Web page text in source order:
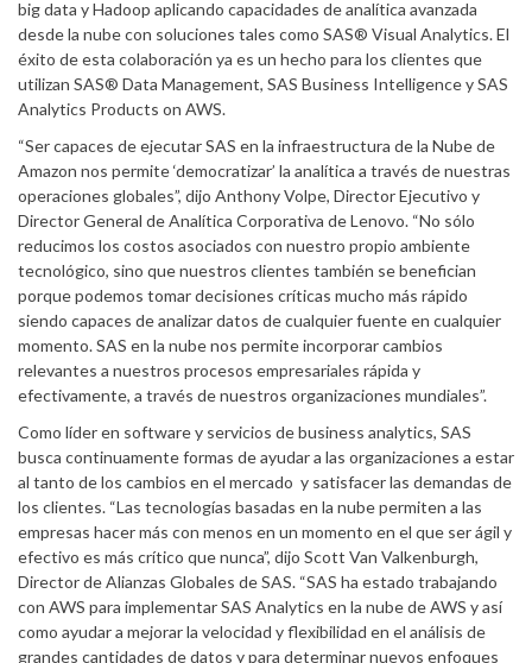
big data y Hadoop aplicando capacidades de analítica avanzada
desde la nube con soluciones tales como SAS® Visual Analytics. El
éxito de esta colaboración ya es un hecho para los clientes que
utilizan SAS® Data Management, SAS Business Intelligence y SAS
Analytics Products on AWS.
“Ser capaces de ejecutar SAS en la infraestructura de la Nube de
Amazon nos permite ‘democratizar’ la analítica a través de nuestras
operaciones globales”, dijo Anthony Volpe, Director Ejecutivo y
Director General de Analítica Corporativa de Lenovo. “No sólo
reducimos los costos asociados con nuestro propio ambiente
tecnológico, sino que nuestros clientes también se benefician
porque podemos tomar decisiones críticas mucho más rápido
siendo capaces de analizar datos de cualquier fuente en cualquier
momento. SAS en la nube nos permite incorporar cambios
relevantes a nuestros procesos empresariales rápida y
efectivamente, a través de nuestros organizaciones mundiales”.
Como líder en software y servicios de business analytics, SAS
busca continuamente formas de ayudar a las organizaciones a estar
al tanto de los cambios en el mercado y satisfacer las demandas de
los clientes. “Las tecnologías basadas en la nube permiten a las
empresas hacer más con menos en un momento en el que ser ágil y
efectivo es más crítico que nunca”, dijo Scott Van Valkenburgh,
Director de Alianzas Globales de SAS. “SAS ha estado trabajando
con AWS para implementar SAS Analytics en la nube de AWS y así
como ayudar a mejorar la velocidad y flexibilidad en el análisis de
grandes cantidades de datos y para determinar nuevos enfoques